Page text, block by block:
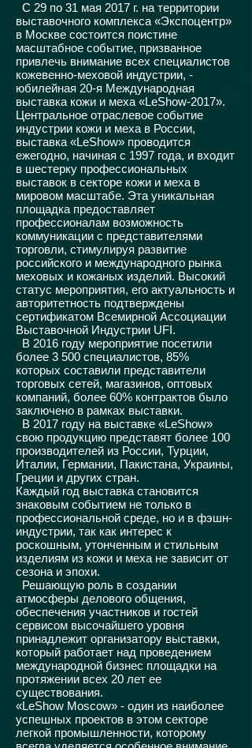
С 29 по 31 мая 2017 г. на территории
выставочного комплекса «Экспоцентр»
в Москве состоится поистине
масштабное событие, призванное
привлечь внимание всех специалистов
кожевенно-меховой индустрии, -
юбилейная 20-я Международная
выставка кожи и меха «LeShow-2017».
Центральное отраслевое событие
индустрии кожи и меха в России,
выставка «LeShow» проводится
ежегодно, начиная с 1997 года, и входит
в шестерку профессиональных
выставок в секторе кожи и меха в
мировом масштабе. Эта уникальная
площадка предоставляет
профессионалам возможность
коммуникации с представителями
торговли, стимулируя развитие
российского и международного рынка
меховых и кожаных изделий. Высокий
статус мероприятия, его актуальность и
авторитетность подтверждены
сертификатом Всемирной Ассоциации
Выставочной Индустрии UFI.
В 2016 году мероприятие посетили
более 3 500 специалистов, 85%
которых составили представители
торговых сетей, магазинов, оптовых
компаний, более 60% контрактов было
заключено в рамках выставки.
В 2017 году на выставке «LeShow»
свою продукцию представят более 100
производителей из России, Турции,
Италии, Германии, Пакистана, Украины,
Греции и других стран.
Каждый год выставка становится
знаковым событием не только в
профессиональной среде, но и в фэшн-
индустрии, так как интерес к
роскошным, утонченным и стильным
изделиям из кожи и меха не зависит от
сезона и эпохи.
Решающую роль в создании
атмосферы делового общения,
обеспечения участников и гостей
сервисом высочайшего уровня
принадлежит организатору выставки,
который работает над проведением
международной бизнес площадки на
протяжении всех 20 лет ее
существования.
«LeShow Moscow» - один из наиболее
успешных проектов в этом секторе
легкой промышленности, которому